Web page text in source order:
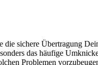
sichere Übertragung
das häufige
Problemen